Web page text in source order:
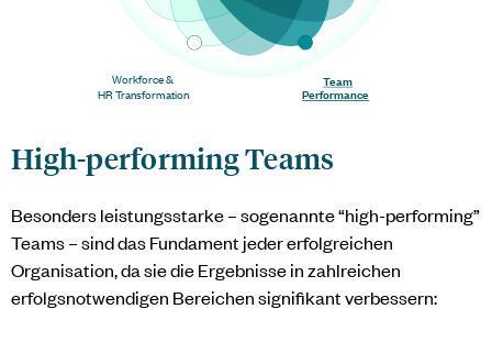
Team
Performance
Workforce &
HR Transformation
High-performing Teams
Besonders leistungsstarke – sogenannte “high-performing”
Teams – sind das Fundament jeder erfolgreichen
Organisation, da sie die Ergebnisse in zahlreichen
erfolgsnotwendigen Bereichen signifikant verbessern: